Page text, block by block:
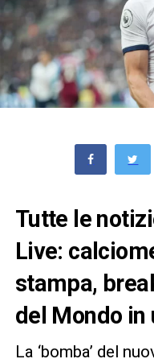
Tutte le
Live:
stampa,
del Mondo
La ‘bomba’ del